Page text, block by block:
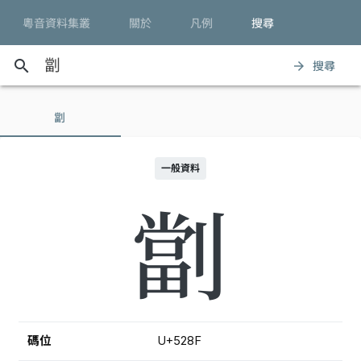
粵音資料集叢 關於 凡例 搜尋
search arrow_forward 搜尋
劏
一般資料
劏
碼位 U+528F